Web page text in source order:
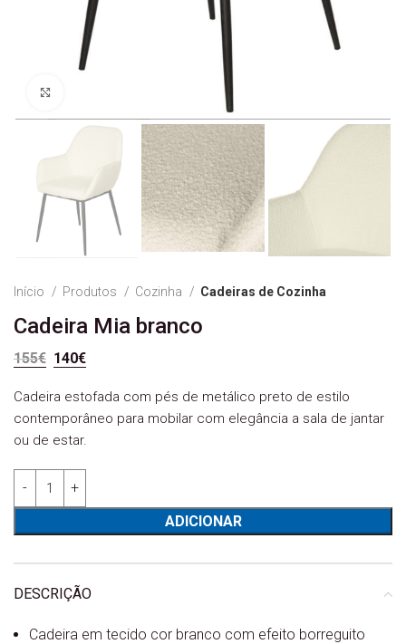
Início Produtos Cozinha Cadeiras de Cozinha
Cadeira Mia branco
155€ O preço original era: 155€.
140€
Cadeira estofada com pés de metálico preto de estilo
contemporâneo para mobilar com elegância a sala de jantar
ou de estar.
ADICIONAR
DESCRIÇÃO
Cadeira em tecido cor branco com efeito borreguito